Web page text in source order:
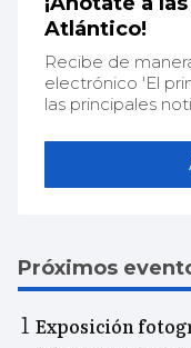
Atlántico!
Recibe de
electrónico 'El
las principales
Próximos
Exposición